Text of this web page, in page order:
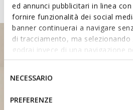
ed annunci pubblicitari in linea
fornire funzionalità dei social
banner continuerai a navigare
di tracciamento, ma selezionando
godrai invece di una navigazione
base dei tuoi gusti ed interessi.
IMPOSTAZIONI potrai anche
altri strumenti di tracciamento
informazioni o per modificare in
tue impostazioni, visita la nostra
del
consenso
NECESSARIO
PREFERENZE